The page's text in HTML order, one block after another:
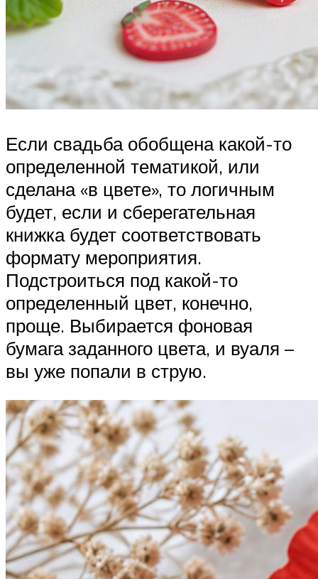
Если свадьба обобщена какой-то
определенной тематикой, или
сделана «в цвете», то логичным
будет, если и сберегательная
книжка будет соответствовать
формату мероприятия.
Подстроиться под какой-то
определенный цвет, конечно,
проще. Выбирается фоновая
бумага заданного цвета, и вуаля –
вы уже попали в струю.